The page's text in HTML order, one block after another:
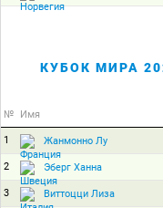
КУБОК МИРА
№ Имя
1 Жанмонно Лу
2 Эберг Ханна
3 Виттоцци Лиза